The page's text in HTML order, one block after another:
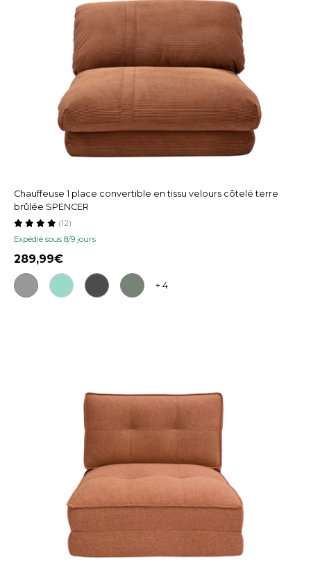
Chauffeuse 1 place convertible en tissu velours côtelé terre
brûlée SPENCER
Expédié sous 8/9 jours
(12)
289,99
+ 4